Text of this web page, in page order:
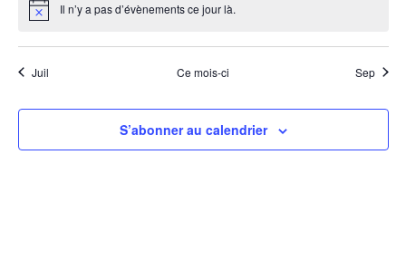
Notice Il n’y a pas d’évènements ce jour là.
Juil Ce mois-ci Sep
S’abonner au calendrier